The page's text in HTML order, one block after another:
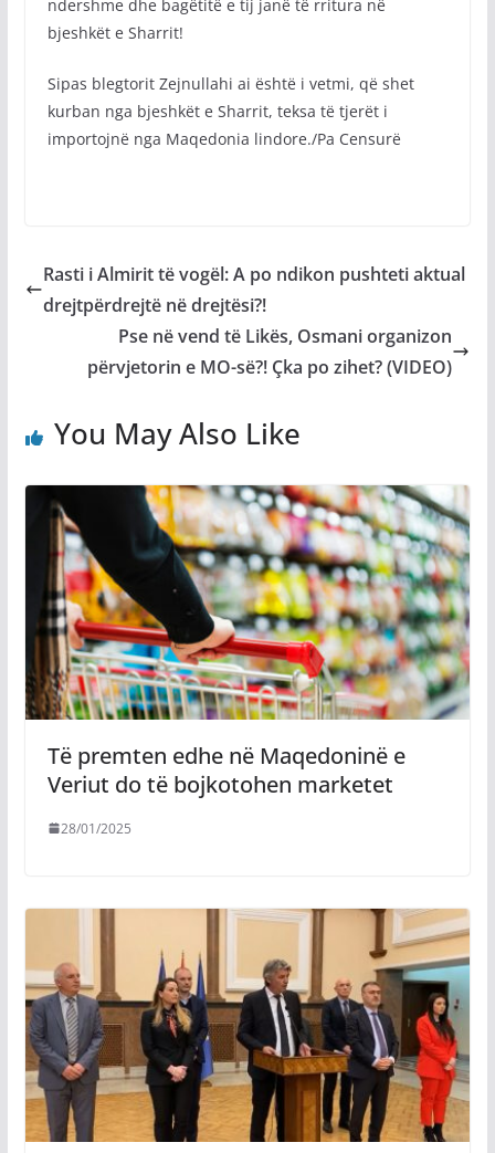
ndershme dhe bagëtitë e tij janë të rritura në
bjeshkët e Sharrit!
Sipas blegtorit Zejnullahi ai është i vetmi, që shet
kurban nga bjeshkët e Sharrit, teksa të tjerët i
importojnë nga Maqedonia lindore./Pa Censurë
Rasti i Almirit të vogël: A po ndikon pushteti aktual
drejtpërdrejtë në drejtësi?!
Pse në vend të Likës, Osmani organizon
përvjetorin e MO-së?! Çka po zihet? (VIDEO)
You May Also Like
Të premten edhe në Maqedoninë e
Veriut do të bojkotohen marketet
28/01/2025